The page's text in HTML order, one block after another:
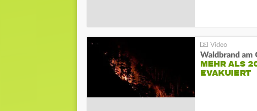
Waldbrand am
MEHR ALS
EVAKUIERT